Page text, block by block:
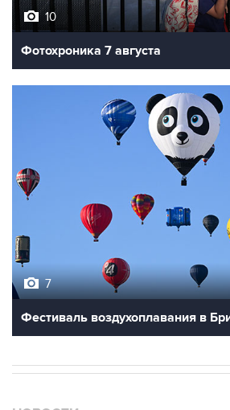
10
Фотохроника 7 августа
7
Фестиваль воздухоплавания в